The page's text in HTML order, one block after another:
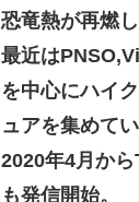
恐竜熱が再燃
最近は
を中心にハイ
ュアを集めてい
2020年4月か
も発信開始。